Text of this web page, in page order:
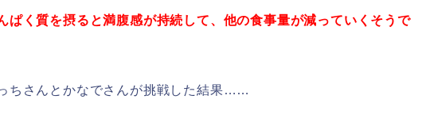
ぱく質を摂ると満腹感が持続して、他の食事量が減っていくそうで
ちさんとかなでさんが挑戦した結果……